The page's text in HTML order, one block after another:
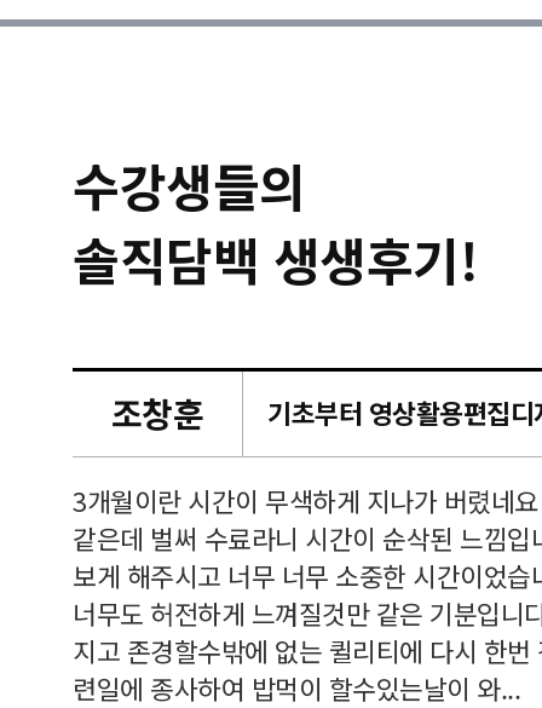
수강생들의
솔직담백 생생후기!
조창훈
3개월이란 시간이 무색하게 지나가 버렸네
같은데 벌써 수료라니 시간이 순삭된 느낌
보게 해주시고 너무 너무 소중한 시간이었
너무도 허전하게 느껴질것만 같은 기분입니
지고 존경할수밖에 없는 퀼리티에 다시 한
련일에 종사하여 밥먹이 할수있는날이 와...